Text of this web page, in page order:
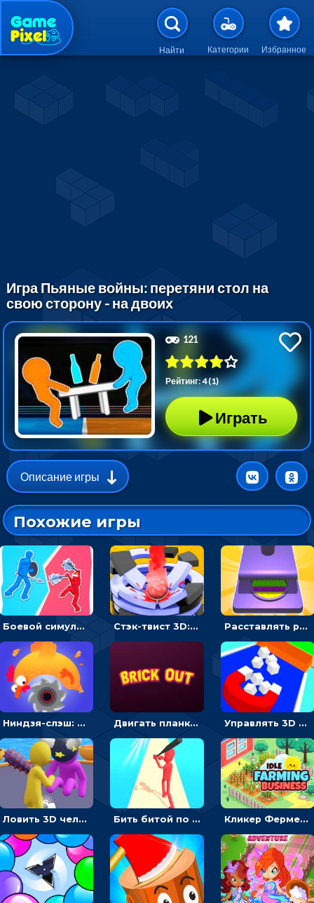
Перейти к основному
Найти Категории Избранное
Игра Пьяные войны: перетяни стол на
свою сторону - на двоих
121
Рейтинг: 4 (1)
Играть
Описание игры
Похожие игры
Боевой симулятор 3D: повтори позу рыцаря и победи врага Стэк-твист 3D: тапай по шарику, чтобы разбивать платформы Расставлять резиновые кубики, чтобы делать поп-ит - гиперказуальные
Ниндзя-слэш: запускай оружие по целям и становись мастером сюрикенов Двигать планку и бить шариком по цветным блокам - гиперказуальная Управлять 3D магнитом, чтобы собирать фигуры и сбрасывать в пропасть
Ловить 3D человечком своего цвета и собирать драгоценности - гиперказуалка Бить битой по шарику, чтобы сбивать кубики с буквами на пути к финишу - 3D Кликер Фермерский бизнес: расти овощи, чтобы богатеть